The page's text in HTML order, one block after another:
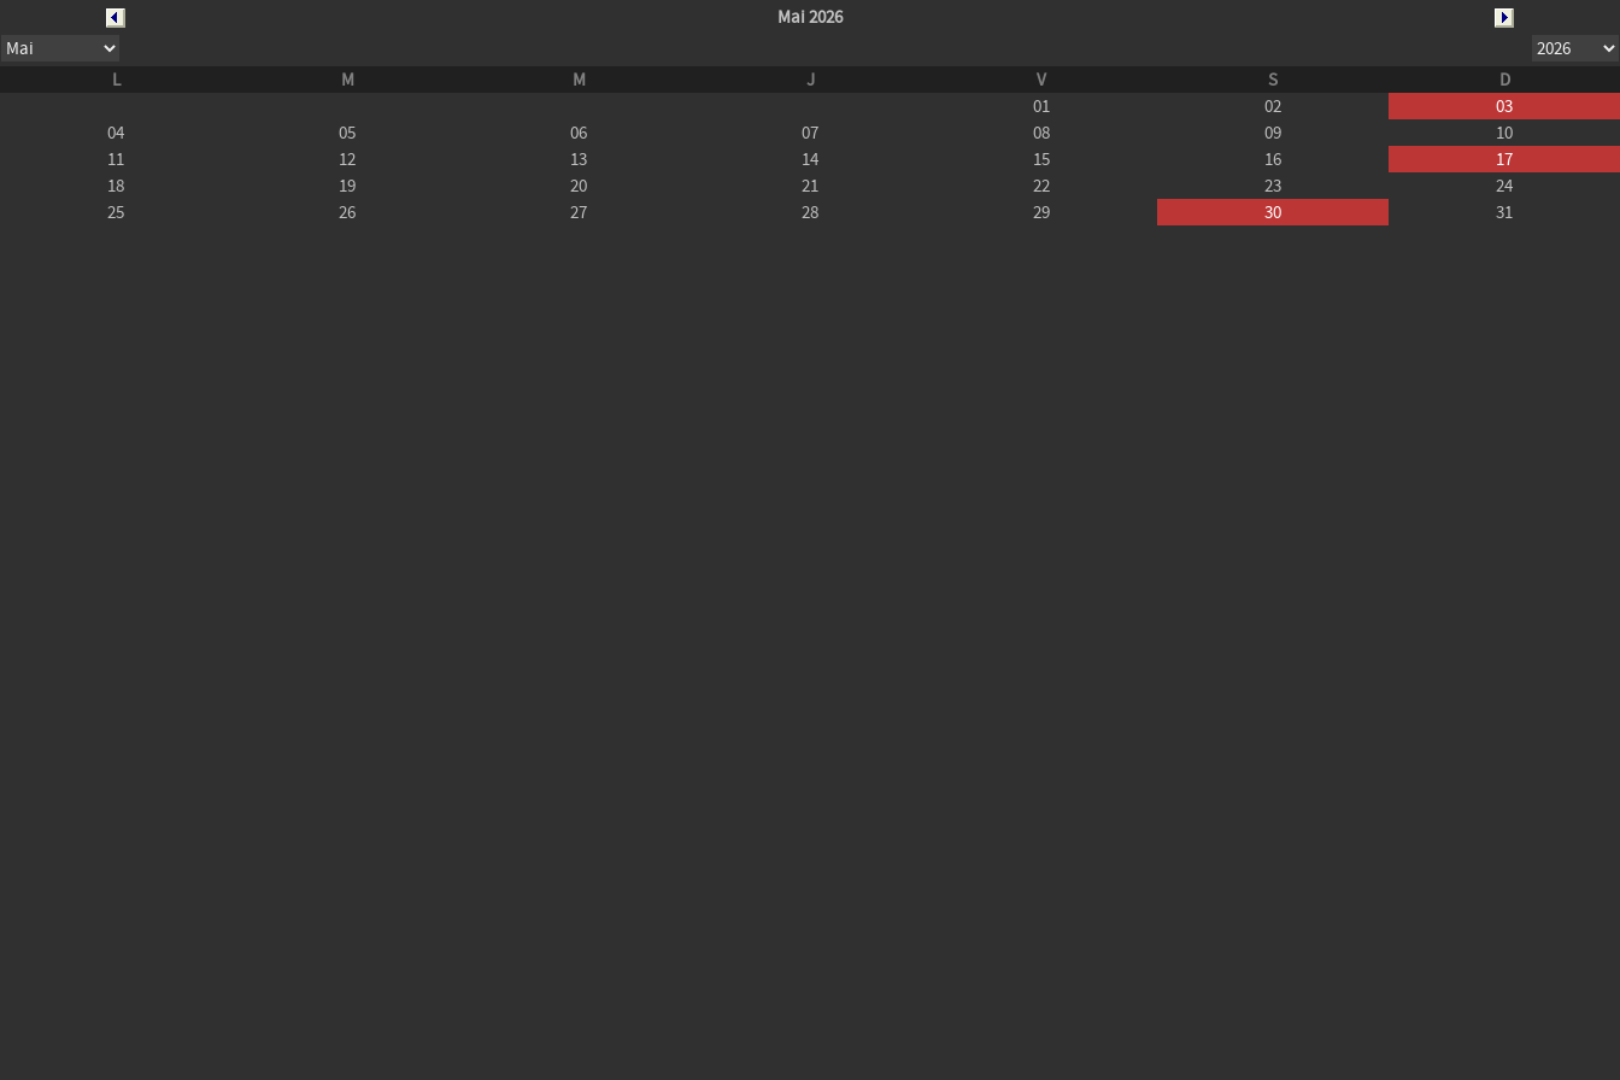
Mai 2026
L M M J V S
D
01
02
03
04
05 06 07 08 09
10
11
12 13 14 15 16
17
18
19 20 21 22 23
24
25
26 27 28 29 30 31